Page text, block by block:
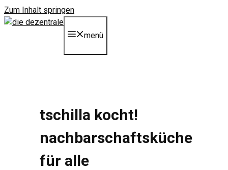
Zum Inhalt springen
menü
tschilla kocht!
nachbarschaftsküche
für alle